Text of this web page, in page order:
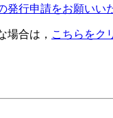
発行申請をお願いい
場合は， こちらをク